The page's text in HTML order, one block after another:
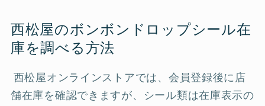
西松屋のボンボンドロップシール在
庫を調べる方法
西松屋オンラインストアでは、会員登録後に店
舗在庫を確認できますが、シール類は在庫表示の